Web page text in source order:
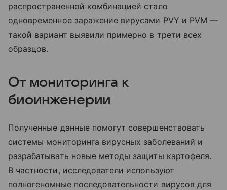
распространенной комбинацией стало
одновременное заражение вирусами PVY и PVM —
такой вариант выявили примерно в трети всех
образцов.
От мониторинга к
биоинженерии
Полученные данные помогут совершенствовать
системы мониторинга вирусных заболеваний и
разрабатывать новые методы защиты картофеля.
В частности, исследователи используют
полногеномные последовательности вирусов для